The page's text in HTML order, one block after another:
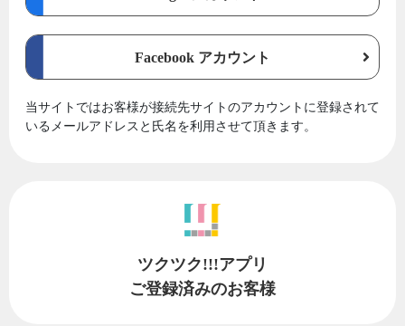
Facebook アカウント
当サイトではお客様が接続先サイトのアカウントに登録されて
いるメールアドレスと氏名を利用させて頂きます。
ツクツク!!!アプリ
ご登録済みのお客様